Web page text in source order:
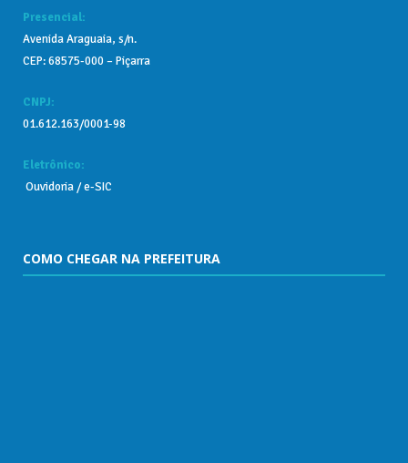
Presencial:
Avenida Araguaia, s/n.
CEP: 68575-000 – Piçarra
CNPJ:
01.612.163/0001-98
Eletrônico:
Ouvidoria /e-SIC
COMO CHEGAR NA PREFEITURA